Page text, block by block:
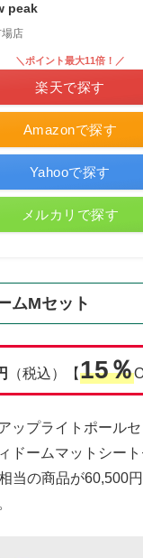
peak
店
Amazonで探す
＼ポイント最大11倍！／
楽天で探す
Yahooで探す
メルカリで探す
ムMセット
（税込）【15％
ップライトポール
ドームマットシー
当の商品が60,500